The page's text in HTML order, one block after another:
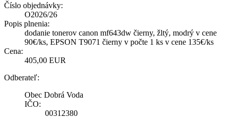
Číslo objednávky:
O2026/26
Popis plnenia:
dodanie tonerov canon mf643dw čierny, žltý, modrý v cene
90€/ks, EPSON T9071 čierny v počte 1 ks v cene 135€/ks
Cena:
405,00 EUR
Odberateľ:
Obec Dobrá Voda
IČO:
00312380